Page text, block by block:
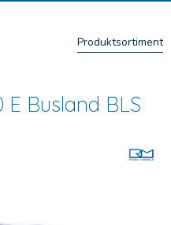
Produktsortiment
Busland BLS